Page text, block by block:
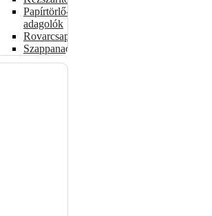
Papírtörlő-
adagolók
Rovarcsapdák
Szappanadagolók